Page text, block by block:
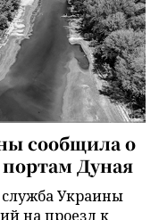
сообщила о
Дуная
служба Украины
на проезд к